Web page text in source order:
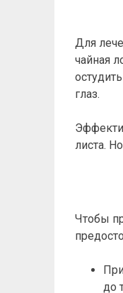
Для
чайная
глаз.
листа.
Чтобы
до